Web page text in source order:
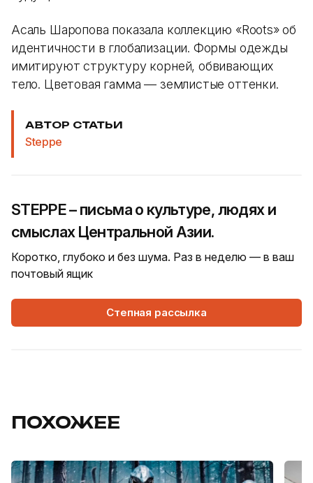
Асаль Шаропова показала коллекцию «Roots» об
идентичности в глобализации. Формы одежды
имитируют структуру корней, обвивающих
тело. Цветовая гамма — землистые оттенки.
АВТОР СТАТЬИ
Steppe
STEPPE – письма о культуре, людях и
смыслах Центральной Азии.
Коротко, глубоко и без шума. Раз в неделю — в ваш
почтовый ящик
Степная рассылка
ПОХОЖЕЕ